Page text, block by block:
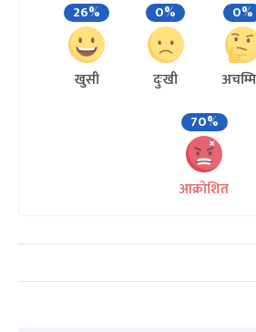
26%
खुसी
0%
दुःखी
0%
70%
आक्रोशित